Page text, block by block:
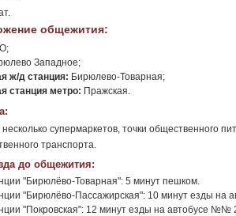
общежития:
Западное;
ж/д станция: Бирюлево-Товарная;
станция метро: Пражская.
супермаркетов, точки общественного
транспорта.
до общежития:
"Бирюлёво-Товарная": 5 минут пешком.
"Бирюлёво-Пассажирская": 10 минут езды
"Покровская": 12 минут езды на автобусе